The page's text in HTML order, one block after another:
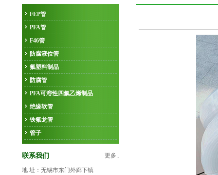
FEP管
PFA管
F46管
防腐液位管
氟塑料制品
防腐管
PFA可溶性四氟乙烯制品
绝缘软管
铁氟龙管
管子
联系我们 更多..
地 址：无锡市东门外廊下镇